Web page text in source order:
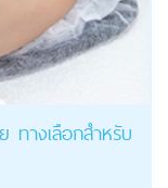
ทางเลือกสำหรับ